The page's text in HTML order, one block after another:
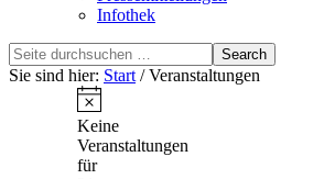
Infothek
Search
this
Sie sind hier: Start / Veranstaltungen
Veranstaltungen
für
21.
Hinweis
Keine
Veranstaltungen
für